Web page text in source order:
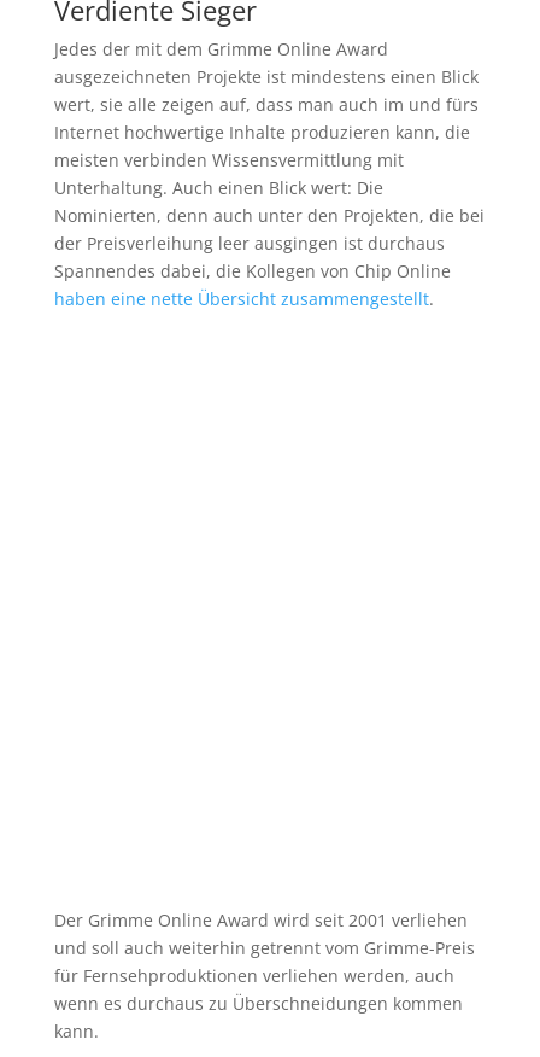
Verdiente Sieger
Jedes der mit dem Grimme Online Award
ausgezeichneten Projekte ist mindestens einen Blick
wert, sie alle zeigen auf, dass man auch im und fürs
Internet hochwertige Inhalte produzieren kann, die
meisten verbinden Wissensvermittlung mit
Unterhaltung. Auch einen Blick wert: Die
Nominierten, denn auch unter den Projekten, die bei
der Preisverleihung leer ausgingen ist durchaus
Spannendes dabei, die Kollegen von Chip Online
haben eine nette Übersicht zusammengestellt.
Der Grimme Online Award wird seit 2001 verliehen
und soll auch weiterhin getrennt vom Grimme-Preis
für Fernsehproduktionen verliehen werden, auch
wenn es durchaus zu Überschneidungen kommen
kann.